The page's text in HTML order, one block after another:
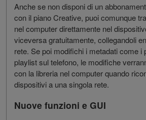
Anche se non disponi di un
con il piano Creative, puoi comunque
nel computer direttamente nel
viceversa gratuitamente, collegandoli
rete. Se poi modifichi i metadati come i
playlist sul telefono, le modifiche
con la libreria nel computer quando
dispositivi a una singola rete.
Nuove funzioni e GUI